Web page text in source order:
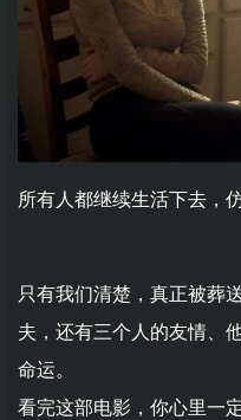
所有人都继续生活下去，
只有我们清楚，真正被葬
夫，还有三个人的友情、
命运。
看完这部电影，你心里一